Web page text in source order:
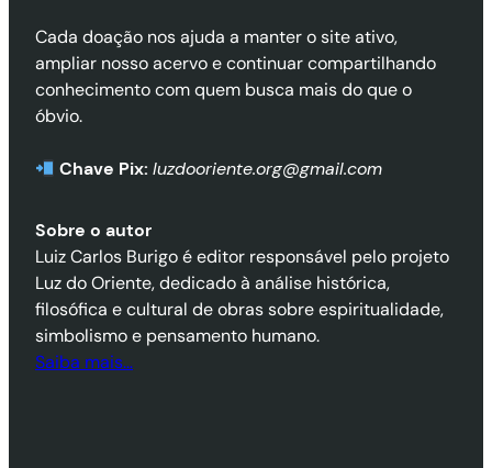
Cada doação nos ajuda a manter o site ativo,
ampliar nosso acervo e continuar compartilhando
conhecimento com quem busca mais do que o
óbvio.
Chave Pix: luzdooriente.org@gmail.com
Sobre o autor
Luiz Carlos Burigo é editor responsável pelo projeto
Luz do Oriente, dedicado à análise histórica,
filosófica e cultural de obras sobre espiritualidade,
simbolismo e pensamento humano.
Saiba mais…